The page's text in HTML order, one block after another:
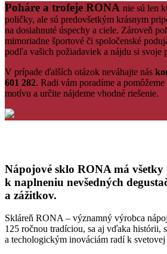
Poháre a trofeje RONA nie sú len
poličky, ale sú predovšetkým krásnym
na dosiahnuté úspechy a ciele. Zároveň
mimoriadne športové či spoločenské
podľa vašich požiadaviek a nájdu si svoje
V prípade ďalších otázok neváhajte nás
601 282. Radi vám poradíme a
motívu a určite nájdeme vhodné riešenie.
Nápojové sklo RONA má
k naplneniu nevšedných
a zážitkov.
Skláreň RONA – významný výrobca
125 ročnou tradíciou, sa aj vďaka histórii,
a techologickým inováciám radí k svetovej